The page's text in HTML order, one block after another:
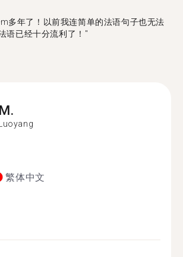
多年了！以前我连简单的法语句子也无法
语已经十分流利了！"
M.
繁体中文